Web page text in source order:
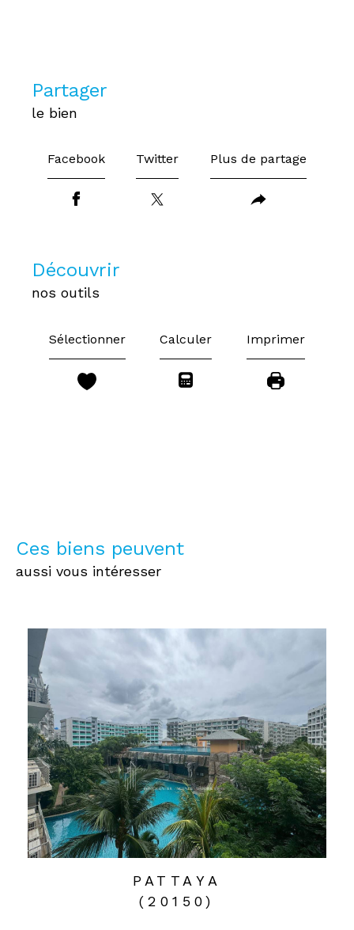
partager
le bien
Facebook Twitter Plus de partage
découvrir
nos outils
Sélectionner Calculer Imprimer
Ces biens peuvent
aussi vous intéresser
PATTAYA
(20150)